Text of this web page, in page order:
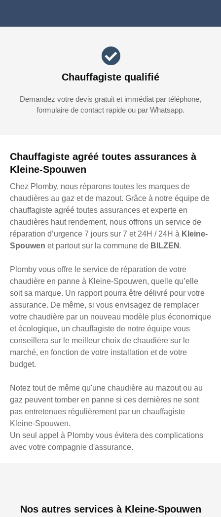
Chauffagiste agréé toutes assurances à
Kleine-Spouwen
Chez Plomby, nous réparons toutes les marques de
chaudières au gaz et de mazout. Grâce à notre équipe de
chauffagiste agréé toutes assurances et experte en
chaudières haut rendement, nous offrons un service de
réparation d’urgence 7 jours sur 7 et 24H / 24H à Kleine-
Spouwen et partout sur la commune de BILZEN .
Plomby vous offre le service de réparation de votre
chaudière en panne à Kleine-Spouwen, quelle qu’elle
soit sa marque. Un rapport pourra être délivré pour votre
assurance. De même, si vous envisagez de remplacer
votre chaudière par un nouveau modèle plus économique
et écologique, un chauffagiste de notre équipe vous
conseillera sur le meilleur choix de chaudière sur le
marché, en fonction de votre installation et de votre
budget.
Notez tout de même qu'une chaudière au mazout ou au
gaz peuvent tomber en panne si ces dernières ne sont
pas entretenues régulièrement par un chauffagiste
Kleine-Spouwen.
Un seul appel à Plomby vous évitera des complications
avec votre compagnie d'assurance.
Chauffagiste qualifié
Demandez votre devis gratuit et immédiat par téléphone,
formulaire de contact rapide ou par Whatsapp.
Nos autres services à Kleine-Spouwen